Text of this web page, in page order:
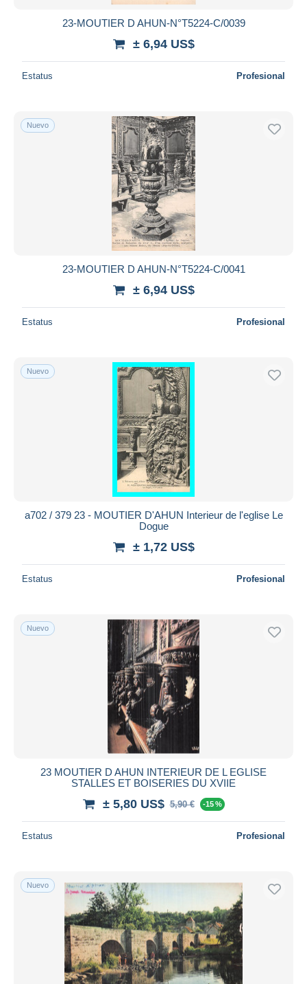
23-MOUTIER D AHUN-N°T5224-C/0039
± 6,94 US$
Estatus Profesional
Nuevo
23-MOUTIER D AHUN-N°T5224-C/0041
± 6,94 US$
Estatus Profesional
Nuevo
a702 / 379 23 - MOUTIER D'AHUN Interieur de l'eglise Le
Dogue
± 1,72 US$
Estatus Profesional
Nuevo
23 MOUTIER D AHUN INTERIEUR DE L EGLISE
STALLES ET BOISERIES DU XVIIE
± 5,80 US$ 5,90 € -15 %
Estatus Profesional
Nuevo